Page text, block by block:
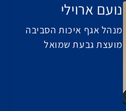
נועם ארוילי
מנהל אגף איכות הסביבה
מועצת גבעת שמואל